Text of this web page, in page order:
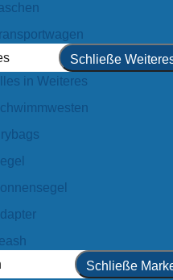
Schließe
in Weiteres
Schließe